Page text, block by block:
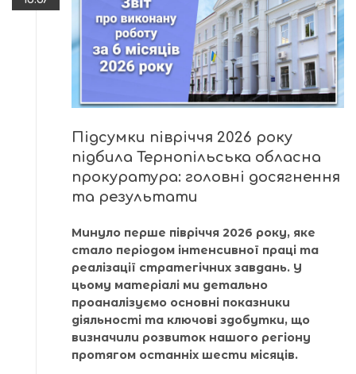
Підсумки півріччя 2026 року
підбила Тернопільська обласна
прокуратура: головні досягнення
та результати
Минуло перше півріччя 2026 року, яке
стало періодом інтенсивної праці та
реалізації стратегічних завдань. У
цьому матеріалі ми детально
проаналізуємо основні показники
діяльності та ключові здобутки, що
визначили розвиток нашого регіону
протягом останніх шести місяців.